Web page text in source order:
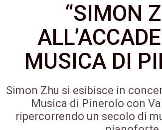
“SIMON
MUSICA DI
Simon Zhu si esibisce in
Musica di Pinerolo con
ripercorrendo un secolo di